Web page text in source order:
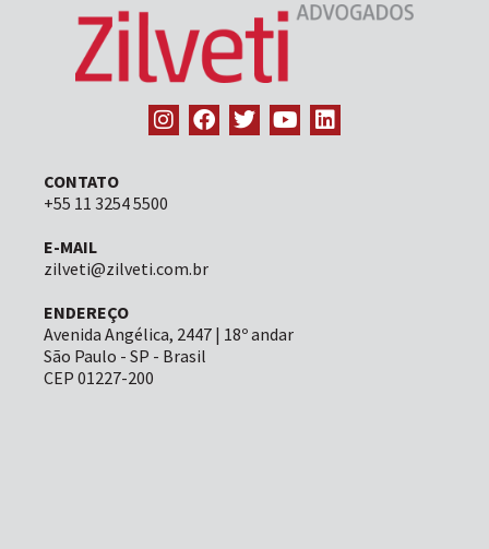
CONTATO
+55 11 3254 5500
E-MAIL
zilveti@zilveti.com.br
ENDEREÇO
Avenida Angélica, 2447 | 18º andar
São Paulo - SP - Brasil
CEP 01227-200